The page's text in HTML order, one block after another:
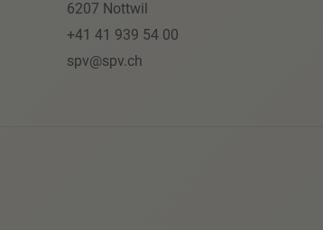
6207 Nottwil
+41 41 939 54 00
spv@spv.ch